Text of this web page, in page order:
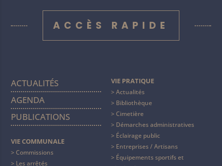
ACCÈS RAPIDE
ACTUALITÉS
AGENDA
PUBLICATIONS
VIE COMMUNALE
Commissions
Les arrêtés
VIE PRATIQUE
Actualités
Bibliothèque
Cimetière
Démarches administratives
Éclairage public
Entreprises / Artisans
Équipements sportifs et